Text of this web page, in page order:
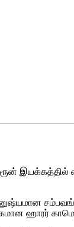
ஹாரூன்
ஹாரர்